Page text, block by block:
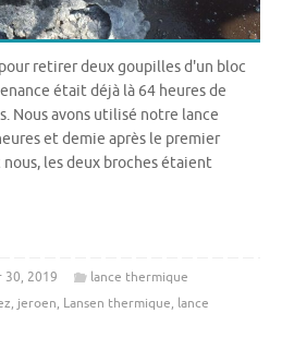
retirer deux goupilles d'un bloc
était déjà là 64 heures de
Nous avons utilisé notre lance
et demie après le premier
les deux broches étaient
30, 2019
lance thermique
, jeroen, Lansen thermique, lance